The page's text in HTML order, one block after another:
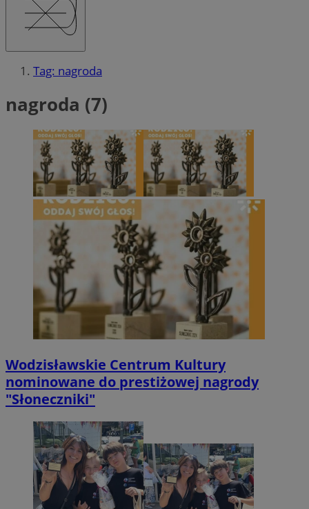
Tag: nagroda
nagroda (7)
Wodzisławskie Centrum Kultury
nominowane do prestiżowej nagrody
"Słoneczniki"